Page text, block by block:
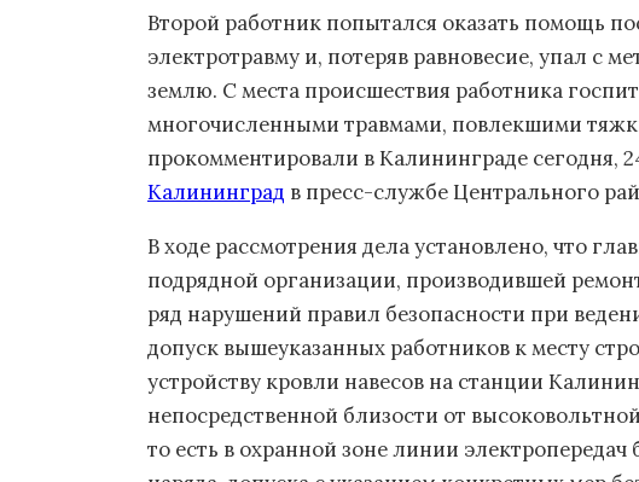
Второй работник попытался оказать помощь
электротравму и, потеряв равновесие, упал с
землю. С места происшествия работника
многочисленными травмами, повлекшими
прокомментировали в Калининграде сегодня,
Калининград в пресс-службе Центрального
В ходе рассмотрения дела установлено, что
подрядной организации, производившей
ряд нарушений правил безопасности при
допуск вышеуказанных работников к месту
устройству кровли навесов на станции
непосредственной близости от
то есть в охранной зоне линии